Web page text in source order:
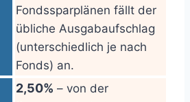
Fondssparplänen fällt der
übliche Ausgabaufschlag
(unterschiedlich je nach
Fonds) an.
2,50% – von der